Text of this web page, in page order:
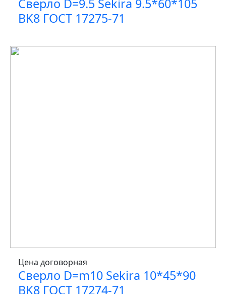
Сверло D=9.5 Sekira 9.5*60*105
BK8 ГОСТ 17275-71
Цена договорная
Сверло D=m10 Sekira 10*45*90
BK8 ГОСТ 17274-71